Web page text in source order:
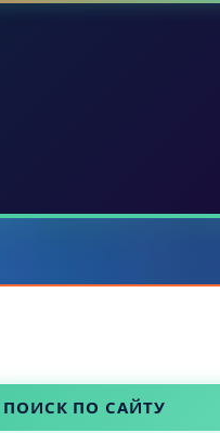
ПОИСК ПО САЙТУ